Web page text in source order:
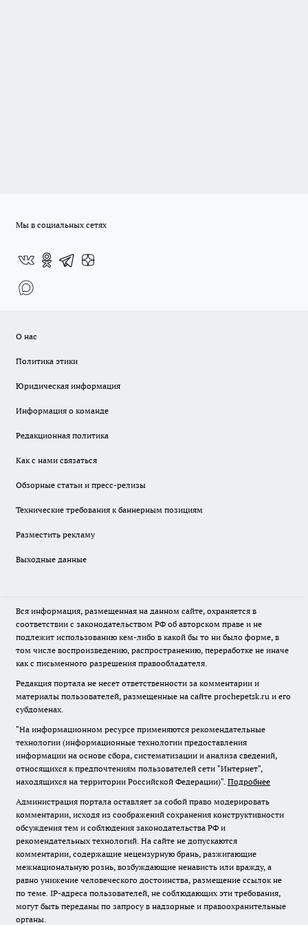
Мы в социальных сетях
О нас
Политика этики
Юридическая информация
Информация о команде
Редакционная политика
Как с нами связаться
Обзорные статьи и пресс-релизы
Технические требования к баннерным позициям
Разместить рекламу
Выходные данные
Вся информация, размещенная на данном сайте, охраняется в
соответствии с законодательством РФ об авторском праве и не
подлежит использованию кем-либо в какой бы то ни было форме, в
том числе воспроизведению, распространению, переработке не иначе
как с письменного разрешения правообладателя.
Редакция портала не несет ответственности за комментарии и
материалы пользователей, размещенные на сайте prochepetsk.ru и его
субдоменах.
"На информационном ресурсе применяются рекомендательные
технологии (информационные технологии предоставления
информации на основе сбора, систематизации и анализа сведений,
относящихся к предпочтениям пользователей сети "Интернет",
находящихся на территории Российской Федерации)". Подробнее
Администрация портала оставляет за собой право модерировать
комментарии, исходя из соображений сохранения конструктивности
обсуждения тем и соблюдения законодательства РФ и
рекомендательных технологий. На сайте не допускаются
комментарии, содержащие нецензурную брань, разжигающие
межнациональную рознь, возбуждающие ненависть или вражду, а
равно унижение человеческого достоинства, размещение ссылок не
по теме. IP-адреса пользователей, не соблюдающих эти требования,
могут быть переданы по запросу в надзорные и правоохранительные
органы.